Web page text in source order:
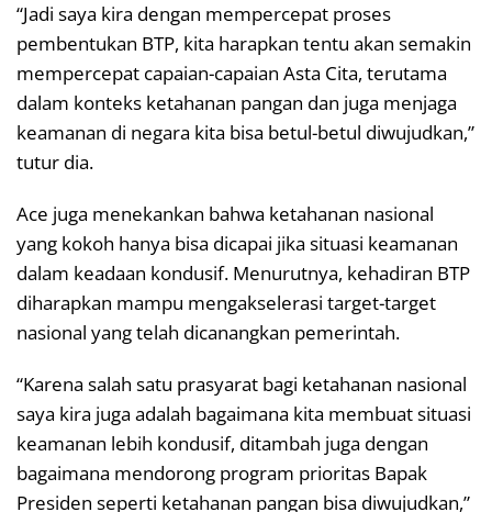
“Jadi saya kira dengan mempercepat proses
pembentukan BTP, kita harapkan tentu akan semakin
mempercepat capaian-capaian Asta Cita, terutama
dalam konteks ketahanan pangan dan juga menjaga
keamanan di negara kita bisa betul-betul diwujudkan,”
tutur dia.
Ace juga menekankan bahwa ketahanan nasional
yang kokoh hanya bisa dicapai jika situasi keamanan
dalam keadaan kondusif. Menurutnya, kehadiran BTP
diharapkan mampu mengakselerasi target-target
nasional yang telah dicanangkan pemerintah.
“Karena salah satu prasyarat bagi ketahanan nasional
saya kira juga adalah bagaimana kita membuat situasi
keamanan lebih kondusif, ditambah juga dengan
bagaimana mendorong program prioritas Bapak
Presiden seperti ketahanan pangan bisa diwujudkan,”